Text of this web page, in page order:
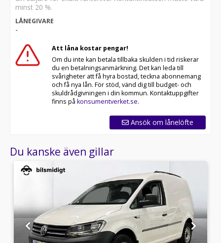
månader
- Skräddarsydd finansiering via DNB, Santander eller
Nordea Finans
All cars are available for export.
*UXS48W*
minst 20 %.
LÅNEGIVARE
-
Att låna kostar pengar!
Om du inte kan betala tillbaka skulden i tid riskerar
du en betalningsanmärkning. Det kan leda till
svårigheter att få hyra bostad, teckna abonnemang
och få nya lån. För stöd, vänd dig till budget- och
skuldrådgivningen i din kommun. Kontaktuppgifter
finns på konsumentverket.se.
Ansök om lånelöfte
Du kanske även gillar